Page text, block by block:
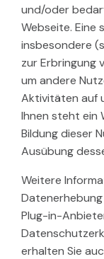
und/oder
Webseite. Eine
insbesondere
zur Erbringung
um andere
Aktivitäten auf
Ihnen steht ein
Bildung dieser
Ausübung
Weitere
Plug-in-
erhalten Sie